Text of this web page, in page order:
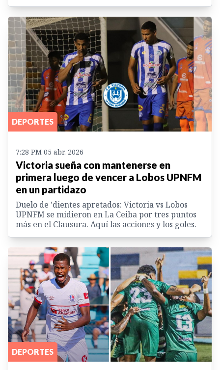
DEPORTES
7:28 PM 05 abr. 2026
Victoria sueña con mantenerse en
primera luego de vencer a Lobos UPNFM
en un partidazo
Duelo de 'dientes apretados: Victoria vs Lobos
UPNFM se midieron en La Ceiba por tres puntos
más en el Clausura. Aquí las acciones y los goles.
DEPORTES